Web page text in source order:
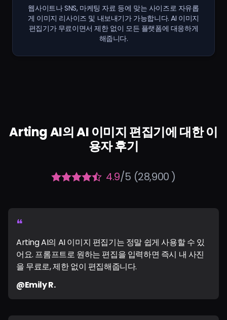
웹사이트나 SNS, 마케팅 자료 등에 맞는 사이즈로 자유롭
게 이미지 리사이즈 및 내보내기가 가능합니다. AI 이미지
편집기가 무료이면서 제한 없이 모든 플랫폼에 대응하게
해줍니다.
Arting AI의 AI 이미지 편집기에 대한 이
용자 후기
4.9/5 (28,900 )
❝
Arting AI의 AI 이미지 편집기는 정말 쉽게 사용할 수 있
어요. 프롬프트로 원하는 편집을 입력하면 즉시 내 사진
을 무료로, 제한 없이 편집해줍니다.
@Emily R.